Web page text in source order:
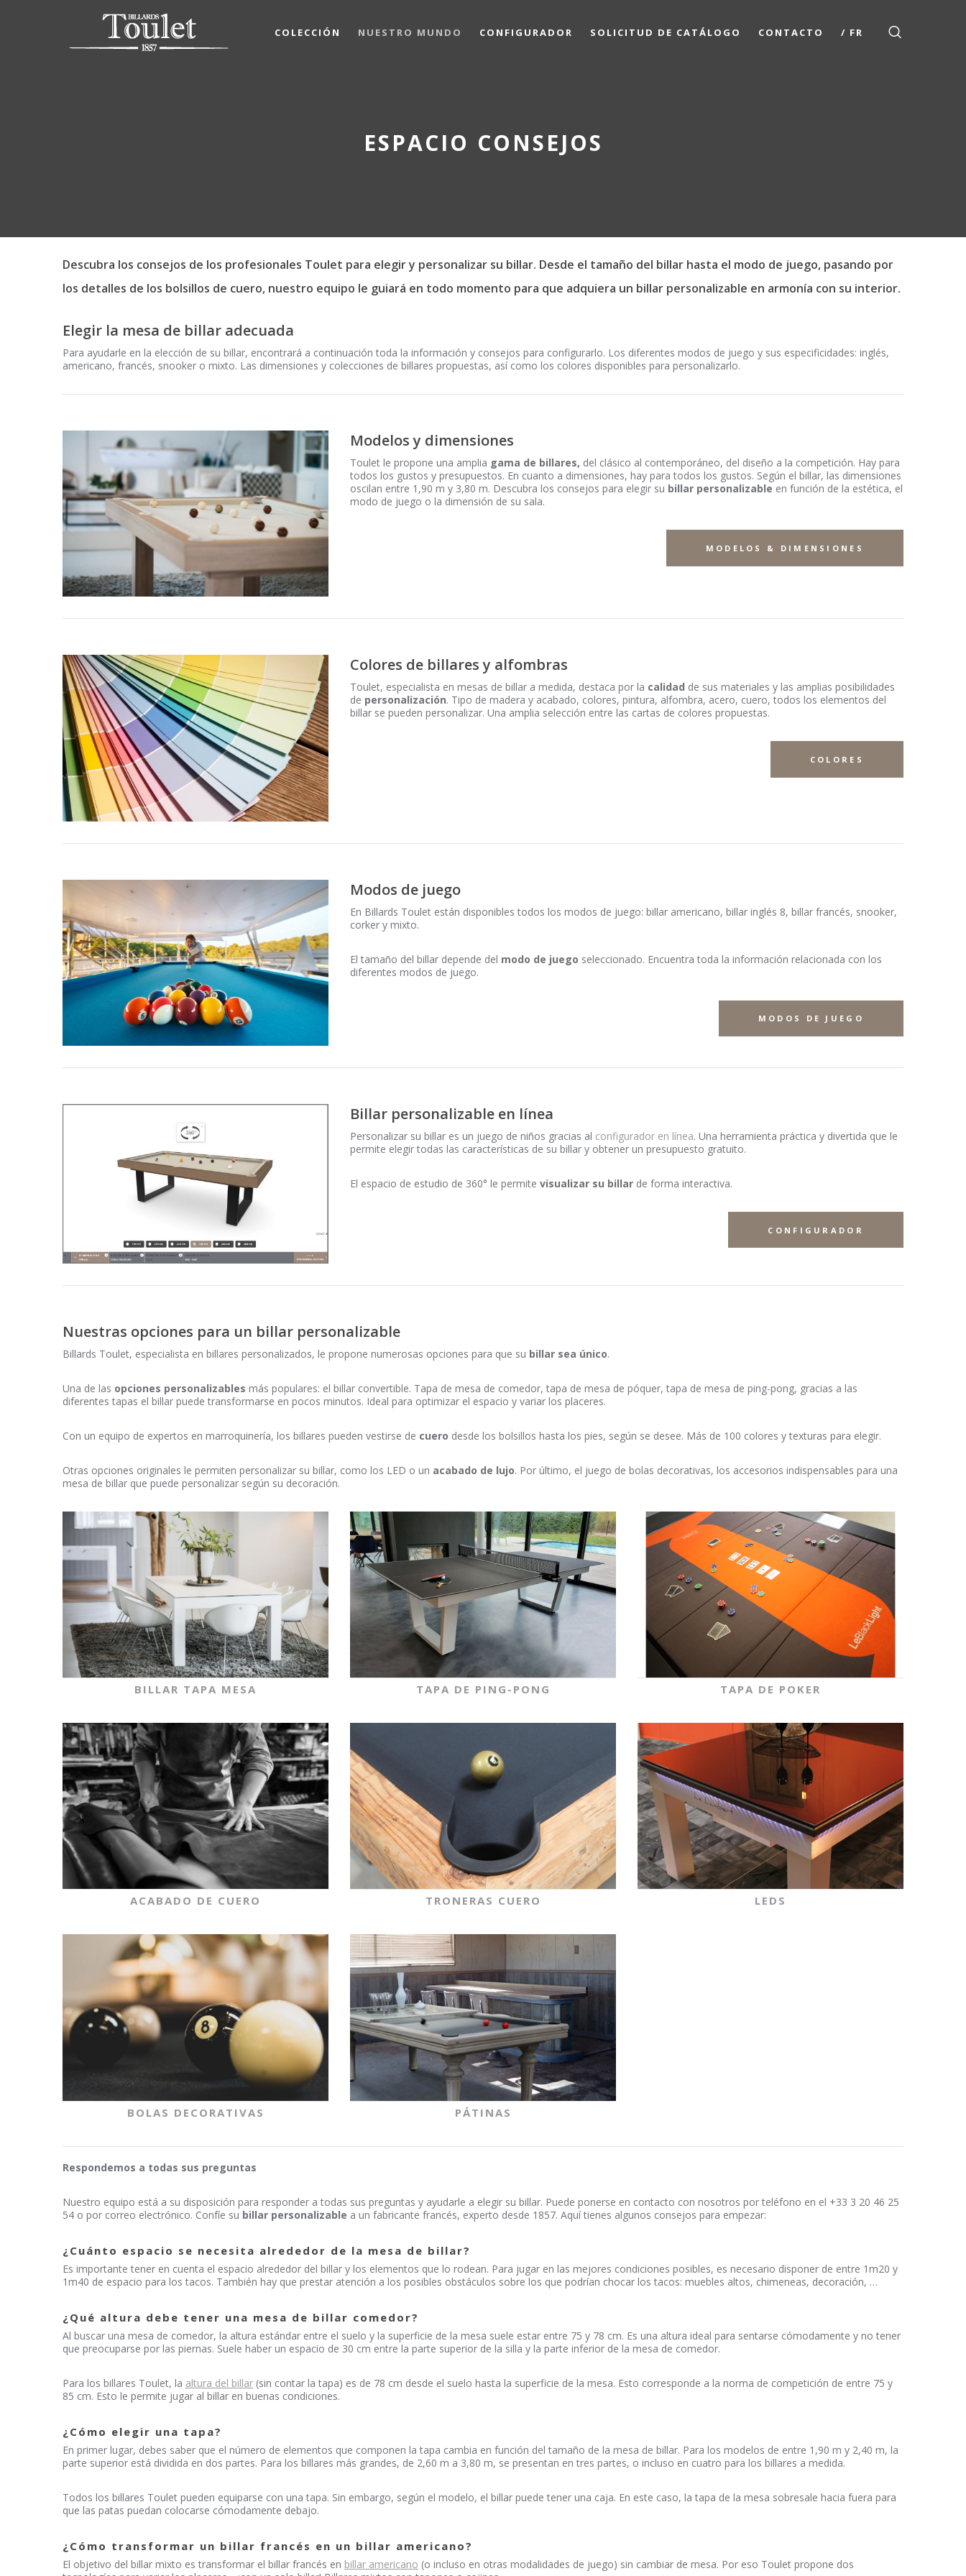
COLECCIÓN NUESTRO MUNDO CONFIGURADOR SOLICITUD DE CATÁLOGO CONTACTO / FR
ESPACIO CONSEJOS
Descubra los consejos de los profesionales Toulet para elegir y personalizar su billar. Desde el tamaño del billar hasta el modo de juego, pasando por
los detalles de los bolsillos de cuero, nuestro equipo le guiará en todo momento para que adquiera un billar personalizable en armonía con su interior.
Elegir la mesa de billar adecuada
Para ayudarle en la elección de su billar, encontrará a continuación toda la información y consejos para configurarlo. Los diferentes modos de juego y sus especificidades: inglés,
americano, francés, snooker o mixto. Las dimensiones y colecciones de billares propuestas, así como los colores disponibles para personalizarlo.
Modelos y dimensiones
Toulet le propone una amplia gama de billares, del clásico al contemporáneo, del diseño a la competición. Hay para
todos los gustos y presupuestos. En cuanto a dimensiones, hay para todos los gustos. Según el billar, las dimensiones
oscilan entre 1,90 m y 3,80 m. Descubra los consejos para elegir su billar personalizable en función de la estética, el
modo de juego o la dimensión de su sala.
MODELOS & DIMENSIONES
Colores de billares y alfombras
Toulet, especialista en mesas de billar a medida, destaca por la calidad de sus materiales y las amplias posibilidades
de personalización. Tipo de madera y acabado, colores, pintura, alfombra, acero, cuero, todos los elementos del
billar se pueden personalizar. Una amplia selección entre las cartas de colores propuestas.
COLORES
Modos de juego
En Billards Toulet están disponibles todos los modos de juego: billar americano, billar inglés 8, billar francés, snooker,
corker y mixto.
El tamaño del billar depende del modo de juego seleccionado. Encuentra toda la información relacionada con los
diferentes modos de juego.
MODOS DE JUEGO
Billar personalizable en línea
Personalizar su billar es un juego de niños gracias al configurador en línea. Una herramienta práctica y divertida que le
permite elegir todas las características de su billar y obtener un presupuesto gratuito.
El espacio de estudio de 360° le permite visualizar su billar de forma interactiva.
CONFIGURADOR
Nuestras opciones para un billar personalizable
Billards Toulet, especialista en billares personalizados, le propone numerosas opciones para que su billar sea único.
Una de las opciones personalizables más populares: el billar convertible. Tapa de mesa de comedor, tapa de mesa de póquer, tapa de mesa de ping-pong, gracias a las
diferentes tapas el billar puede transformarse en pocos minutos. Ideal para optimizar el espacio y variar los placeres.
Con un equipo de expertos en marroquinería, los billares pueden vestirse de cuero desde los bolsillos hasta los pies, según se desee. Más de 100 colores y texturas para elegir.
Otras opciones originales le permiten personalizar su billar, como los LED o un acabado de lujo. Por último, el juego de bolas decorativas, los accesorios indispensables para una
mesa de billar que puede personalizar según su decoración.
BILLAR TAPA MESA TAPA DE PING-PONG TAPA DE POKER
ACABADO DE CUERO TRONERAS CUERO LEDS
BOLAS DECORATIVAS PÁTINAS
Respondemos a todas sus preguntas
Nuestro equipo está a su disposición para responder a todas sus preguntas y ayudarle a elegir su billar. Puede ponerse en contacto con nosotros por teléfono en el +33 3 20 46 25
54 o por correo electrónico. Confíe su billar personalizable a un fabricante francés, experto desde 1857. Aquí tienes algunos consejos para empezar:
¿Cuánto espacio se necesita alrededor de la mesa de billar?
Es importante tener en cuenta el espacio alrededor del billar y los elementos que lo rodean. Para jugar en las mejores condiciones posibles, es necesario disponer de entre 1m20 y
1m40 de espacio para los tacos. También hay que prestar atención a los posibles obstáculos sobre los que podrían chocar los tacos: muebles altos, chimeneas, decoración, …
¿Qué altura debe tener una mesa de billar comedor?
Al buscar una mesa de comedor, la altura estándar entre el suelo y la superficie de la mesa suele estar entre 75 y 78 cm. Es una altura ideal para sentarse cómodamente y no tener
que preocuparse por las piernas. Suele haber un espacio de 30 cm entre la parte superior de la silla y la parte inferior de la mesa de comedor.
Para los billares Toulet, la altura del billar (sin contar la tapa) es de 78 cm desde el suelo hasta la superficie de la mesa. Esto corresponde a la norma de competición de entre 75 y
85 cm. Esto le permite jugar al billar en buenas condiciones.
¿Cómo elegir una tapa?
En primer lugar, debes saber que el número de elementos que componen la tapa cambia en función del tamaño de la mesa de billar. Para los modelos de entre 1,90 m y 2,40 m, la
parte superior está dividida en dos partes. Para los billares más grandes, de 2,60 m a 3,80 m, se presentan en tres partes, o incluso en cuatro para los billares a medida.
Todos los billares Toulet pueden equiparse con una tapa. Sin embargo, según el modelo, el billar puede tener una caja. En este caso, la tapa de la mesa sobresale hacia fuera para
que las patas puedan colocarse cómodamente debajo.
¿Cómo transformar un billar francés en un billar americano?
El objetivo del billar mixto es transformar el billar francés en billar americano (o incluso en otras modalidades de juego) sin cambiar de mesa. Por eso Toulet propone dos